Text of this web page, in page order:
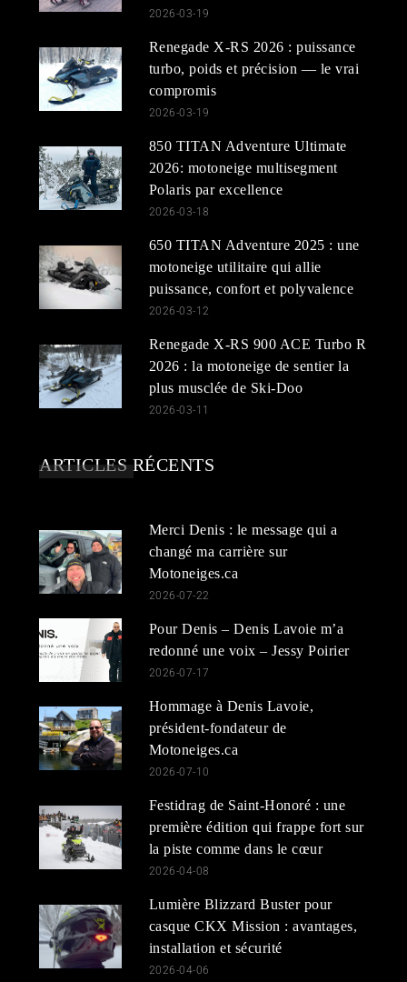
2026-03-19
Renegade X-RS 2026 : puissance
turbo, poids et précision — le vrai
compromis
2026-03-19
850 TITAN Adventure Ultimate
2026: motoneige multisegment
Polaris par excellence
2026-03-18
650 TITAN Adventure 2025 : une
motoneige utilitaire qui allie
puissance, confort et polyvalence
2026-03-12
Renegade X-RS 900 ACE Turbo R
2026 : la motoneige de sentier la
plus musclée de Ski-Doo
2026-03-11
ARTICLES RÉCENTS
Merci Denis : le message qui a
changé ma carrière sur
Motoneiges.ca
2026-07-22
Pour Denis – Denis Lavoie m’a
redonné une voix – Jessy Poirier
2026-07-17
Hommage à Denis Lavoie,
président-fondateur de
Motoneiges.ca
2026-07-10
Festidrag de Saint-Honoré : une
première édition qui frappe fort sur
la piste comme dans le cœur
2026-04-08
Lumière Blizzard Buster pour
casque CKX Mission : avantages,
installation et sécurité
2026-04-06